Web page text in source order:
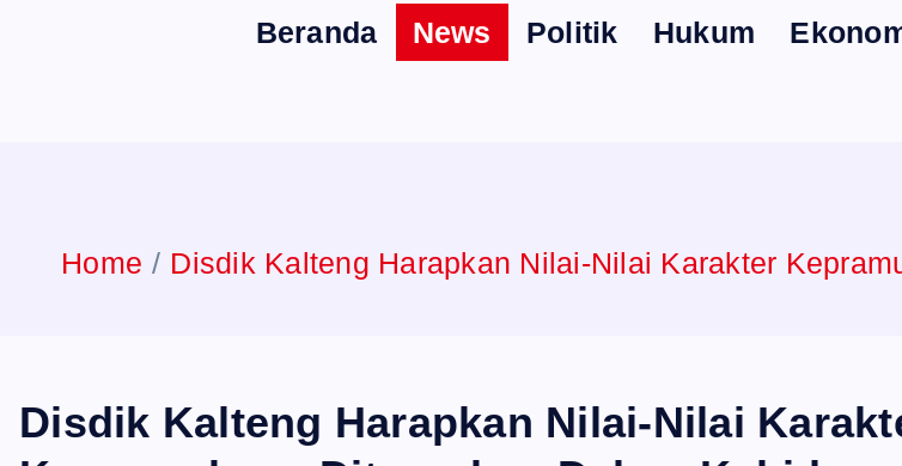
Beranda News Politik Hukum
Home Disdik Kalteng Harapkan Nilai-Nilai Karakter
Disdik Kalteng Harapkan Nilai-Nilai